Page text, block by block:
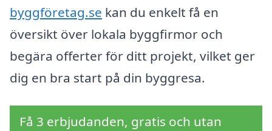
byggföretag.se kan du enkelt få en
översikt över lokala byggfirmor och
begära offerter för ditt projekt, vilket ger
dig en bra start på din byggresa.
Få 3 erbjudanden, gratis och utan